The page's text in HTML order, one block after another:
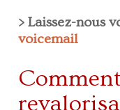
> Laissez-nous
voicemail